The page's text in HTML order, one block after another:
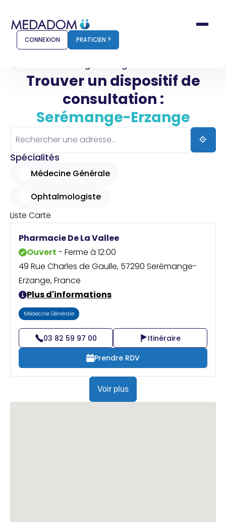
Comment ça marche ?
Pharmacien
Connexion
Praticien ?
CONNEXION PRATICIEN ?
Serémange-Erzange
Trouver un dispositif de
consultation :
Serémange-Erzange
Spécialités
Médecine Générale
Ophtalmologiste
Liste Carte
Pharmacie De La Vallee
Ouvert - Ferme à 12:00
49 Rue Charles de Gaulle, 57290 Serémange-
Erzange, France
Plus d'informations
Médecine Générale
03 82 59 97 00
Itinéraire
Prendre RDV
Voir plus